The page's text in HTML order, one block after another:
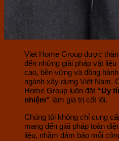
Viet Home Group được
đến những giải pháp vật
cao, bền vững và đồng
ngành xây dựng Việt Nam.
Home Group luôn đặt “Uy
nhiệm” làm giá trị cốt lõi.
Chúng tôi không chỉ cung
mang đến giải pháp toàn
liệu, nhằm đảm bảo mỗi